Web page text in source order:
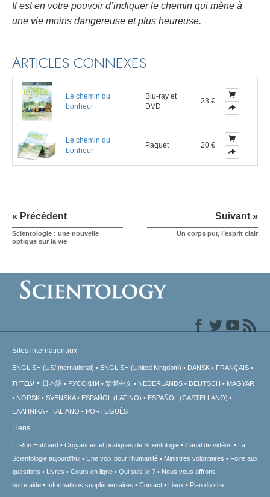
Il est en votre pouvoir d’indiquer le chemin qui mène à
une vie moins dangereuse et plus heureuse.
ARTICLES CONNEXES
Le chemin du
bonheur
Blu-ray et
DVD
23 €
Le chemin du
bonheur
Paquet 20 €
« Précédent
Scientologie : une nouvelle
optique sur la vie
Suivant »
Un corps pur, l’esprit clair
Sites internationaux
ENGLISH (US/International) ENGLISH (United Kingdom) DANSK FRANÇAIS
עברית 日本語 РУССКИЙ 繁體中文 NEDERLANDS DEUTSCH
MAGYAR
NORSK
SVENSKA ESPAÑOL (LATINO)
ESPAÑOL (CASTELLANO)
ΕΛΛΗΝΙΚA
ITALIANO PORTUGUÊS
Liens
L. Ron Hubbard Croyances et pratiques de Scientologie Canal de vidéos
La
Scientologie aujourd’hui
Une voix pour l’humanité Ministres volontaires
Foire aux
questions
Livres Cours en ligne Qui suis-je ?
Nous vous offrons
notre aide
Informations supplémentaires Contact Lieux Plan du site